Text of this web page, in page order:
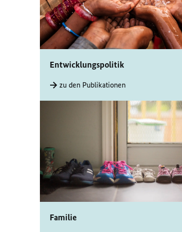
Entwicklungspolitik
zu den Publikationen
Familie